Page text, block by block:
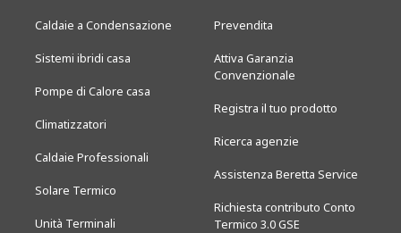
Caldaie a Condensazione
Sistemi ibridi casa
Pompe di Calore casa
Climatizzatori
Caldaie Professionali
Solare Termico
Unità Terminali
Prevendita
Attiva Garanzia
Convenzionale
Registra il tuo prodotto
Ricerca agenzie
Assistenza Beretta Service
Richiesta contributo Conto
Termico 3.0 GSE